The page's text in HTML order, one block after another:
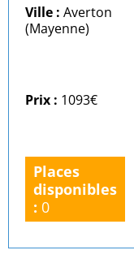
Ville : Averton
(Mayenne)
Prix : 1093€
Places
disponibles
: 0